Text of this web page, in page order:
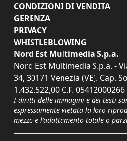
CONDIZIONI DI VENDITA
GERENZA
PRIVACY
WHISTLEBLOWING
Nord Est Multimedia S.p.a.
Nord Est Multimedia S.p.a. -
34, 30171 Venezia (VE). Cap.
1.432.522,00 C.F. 05412000266
I diritti delle immagini e dei testi
espressamente vietata la loro
mezzo e l'adattamento totale o